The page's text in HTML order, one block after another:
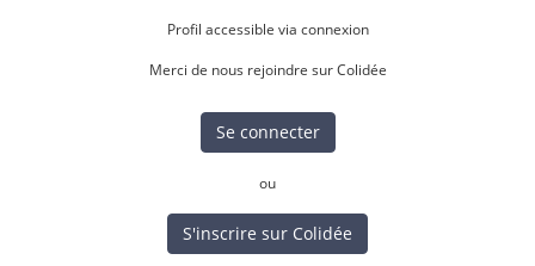
Profil accessible via connexion
Merci de nous rejoindre sur Colidée
Se connecter
ou
S'inscrire sur Colidée